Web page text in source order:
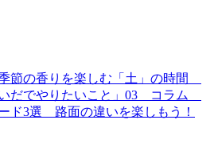
節の香りを楽しむ「土」の時間
だでやりたいこと」03 コラム
ド3選 路面の違いを楽しもう！